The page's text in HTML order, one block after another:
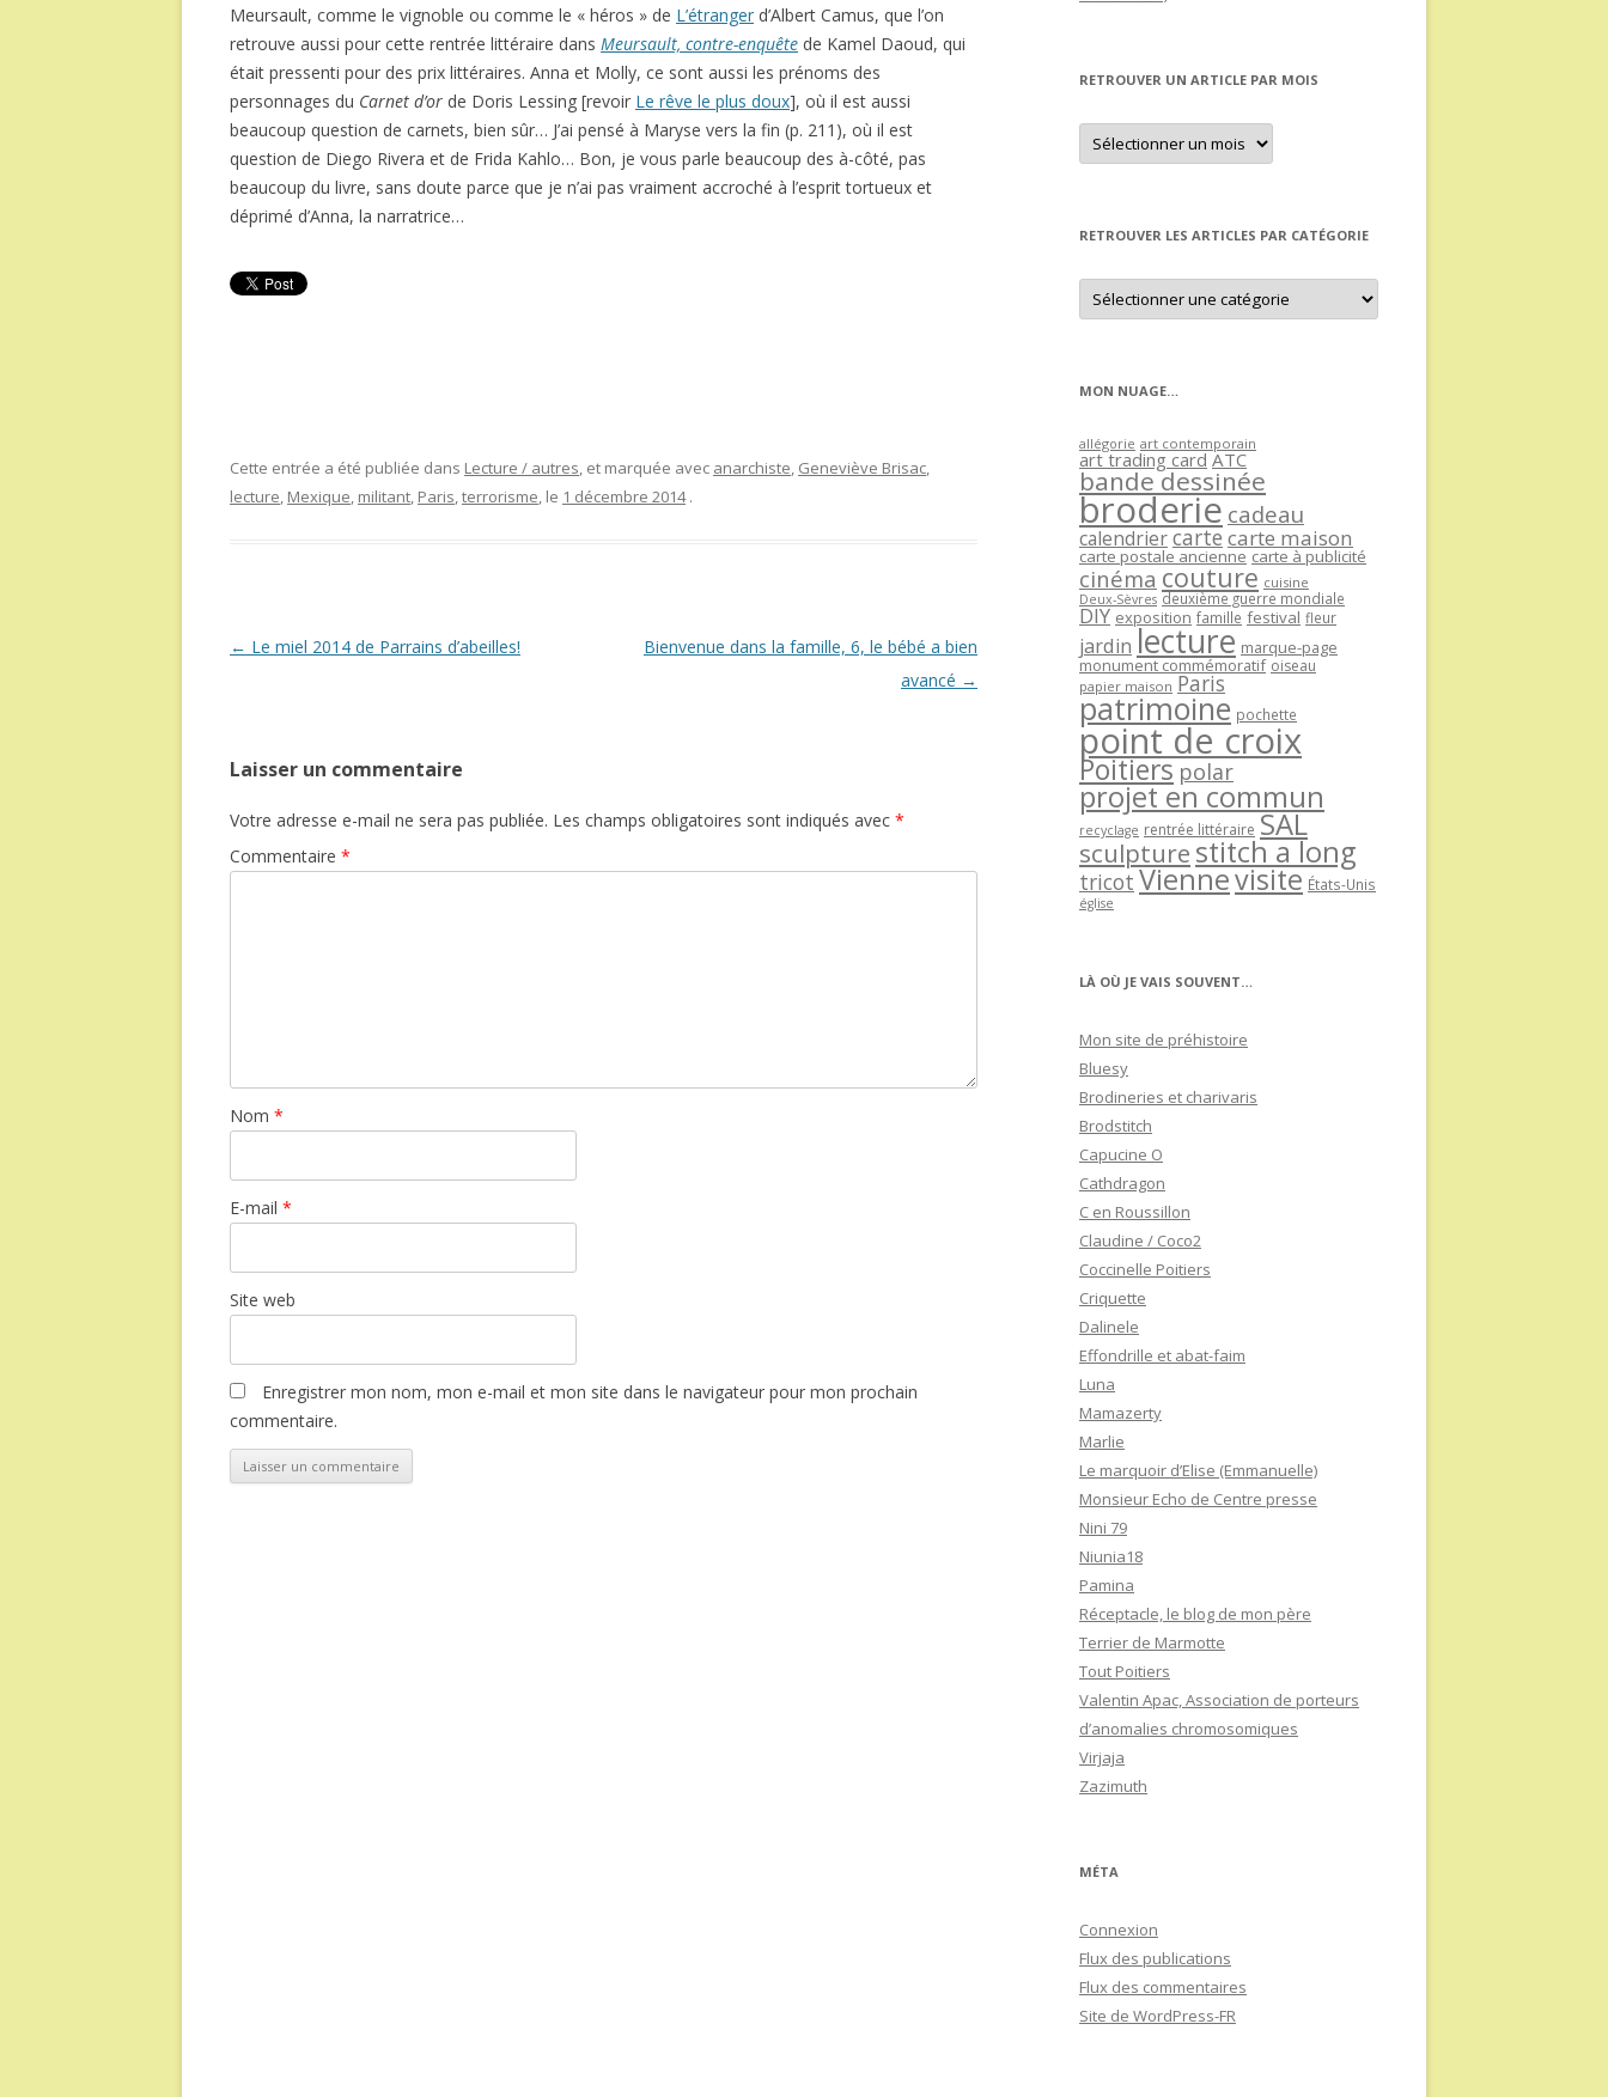
Meursault, comme le vignoble ou comme le « héros » de L’étranger d’Albert Camus, que l’on
retrouve aussi pour cette rentrée littéraire dans Meursault, contre-enquête de Kamel Daoud, qui
était pressenti pour des prix littéraires. Anna et Molly, ce sont aussi les prénoms des
personnages du Carnet d’or de Doris Lessing [revoir Le rêve le plus doux], où il est aussi
beaucoup question de carnets, bien sûr… J’ai pensé à Maryse vers la fin (p. 211), où il est
question de Diego Rivera et de Frida Kahlo… Bon, je vous parle beaucoup des à-côté, pas
beaucoup du livre, sans doute parce que je n’ai pas vraiment accroché à l’esprit tortueux et
déprimé d’Anna, la narratrice…
Cette entrée a été publiée dans Lecture / autres, et marquée avec anarchiste, Geneviève Brisac,
lecture, Mexique, militant, Paris,terrorisme, le 1 décembre 2014 .
Navigation
← Le miel 2014 de Parrains d’abeilles!
Bienvenue dans la famille, 6, le bébé a bien
avancé →
Laisser un commentaire
Votre adresse e-mail ne sera pas publiée. Les champs obligatoires sont indiqués avec *
Commentaire *
Nom *
E-mail *
Site web
Enregistrer mon nom, mon e-mail et mon site dans le navigateur pour mon prochain
commentaire.
RETROUVER UN ARTICLE PAR MOIS
Retrouver
un
article
RETROUVER LES ARTICLES PAR CATÉGORIE
Retrouver
les
articles
MON NUAGE…
allégorie art contemporain
art trading card ATC
bande dessinée
broderie cadeau
calendriercartecarte maison
carte postale ancienne carte à publicité
cinéma couture cuisine
Deux-Sèvres deuxième guerre mondiale
DIY exposition famille festival fleur
jardin lecture marque-page
monument commémoratif oiseau
papier maison Paris
patrimoine pochette
point de croix
Poitiers polar
projet en commun
recyclage rentrée littéraire SAL
sculpture stitch a long
tricot Viennevisite États-Unis
église
LÀ OÙ JE VAIS SOUVENT…
Mon site de préhistoire
Bluesy
Brodineries et charivaris
Brodstitch
Capucine O
Cathdragon
C en Roussillon
Claudine / Coco2
Coccinelle Poitiers
Criquette
Dalinele
Effondrille et abat-faim
Luna
Mamazerty
Marlie
Le marquoir d’Elise (Emmanuelle)
Monsieur Echo de Centre presse
Nini 79
Niunia18
Pamina
Réceptacle, le blog de mon père
Terrier de Marmotte
Tout Poitiers
Valentin Apac, Association de porteurs
d’anomalies chromosomiques
Virjaja
Zazimuth
MÉTA
Connexion
Flux des publications
Flux des commentaires
Site de WordPress-FR